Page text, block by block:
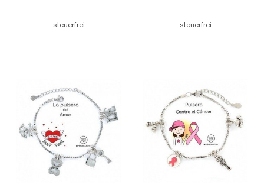
steuerfrei steuerfrei